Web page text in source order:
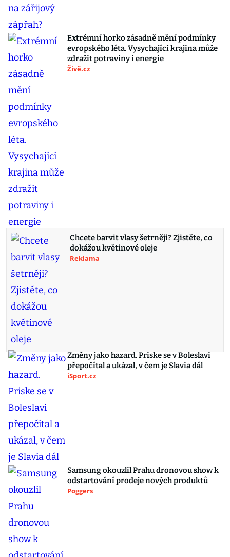
Extrémní horko zásadně mění podmínky
evropského léta. Vysychající krajina může
zdražit potraviny i energie
Živě.cz
Chcete barvit vlasy šetrněji? Zjistěte, co
dokážou květinové oleje
Reklama
Změny jako hazard. Priske se v Boleslavi
přepočítal a ukázal, v čem je Slavia dál
iSport.cz
Samsung okouzlil Prahu dronovou show k
odstartování prodeje nových produktů
Poggers